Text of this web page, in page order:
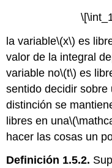
la variable\(x\) es
valor de la integral
variable no\(t\) es
sentido decidir sobre
distinción se
libres en una
hacer las cosas un
Definición 1.5.2.